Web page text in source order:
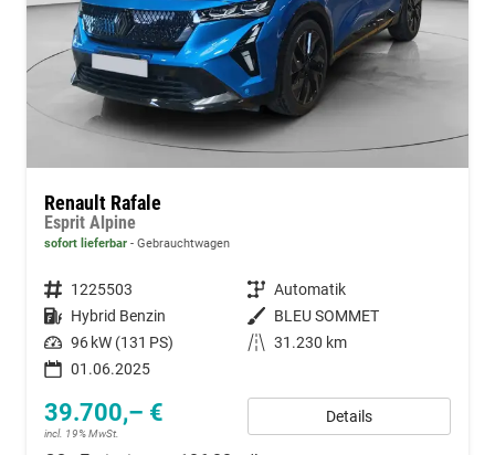
Renault Rafale
Esprit Alpine
sofort lieferbar Gebrauchtwagen
Fahrzeugnummer 1225503 Getriebe Automatik
Kraftstoff Hybrid Benzin Außenfarbe BLEU SOMMET
Leistung 96 kW (131 PS) Kilometerstand 31.230 km
01.06.2025
39.700,– €
incl. 19% MwSt.
Details